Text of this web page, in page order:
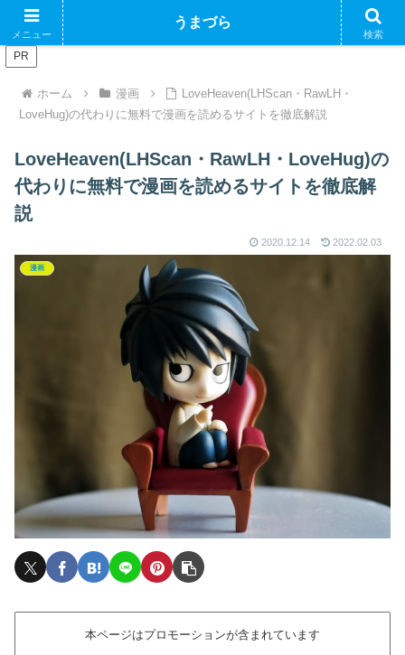
ブログで収益化できるかやってみるブログ
PR
ホーム 漫画
LoveHeaven(LHScan・RawLH・
LoveHug)の代わりに無料で漫画を読めるサイトを徹底解説
LoveHeaven(LHScan・RawLH・LoveHug)の
代わりに無料で漫画を読めるサイトを徹底解
説
2020.12.14 2022.02.03
漫画
本ページはプロモーションが含まれています
メニュー
うまづら
検索